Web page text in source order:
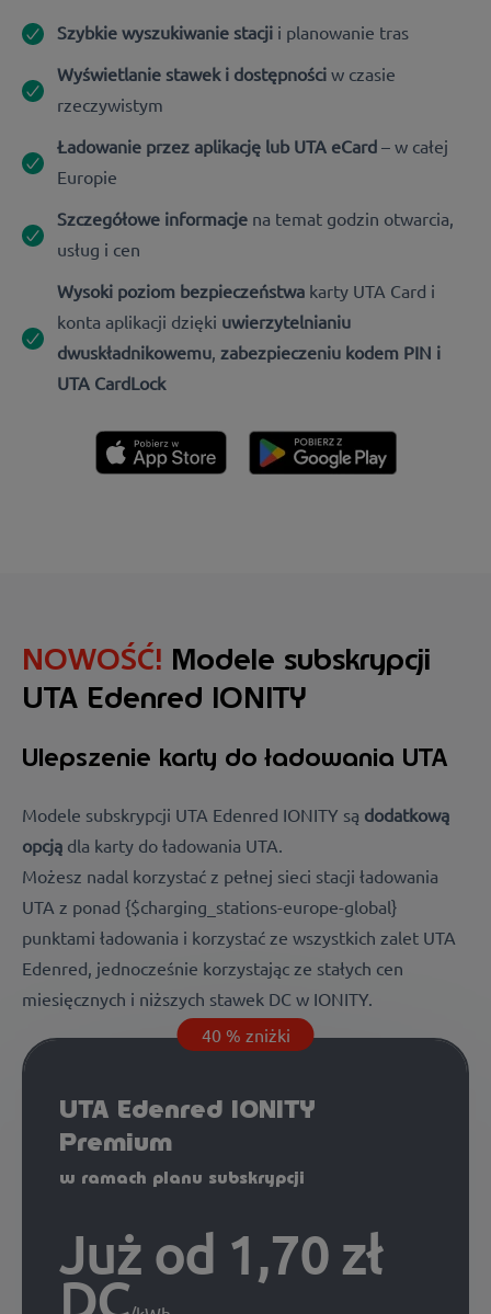
Szybkie wyszukiwanie stacji i planowanie tras
Wyświetlanie stawek i dostępności w czasie
rzeczywistym
Ładowanie przez aplikację lub UTA eCard – w całej
Europie
Szczegółowe informacje na temat godzin otwarcia,
usług i cen
Wysoki poziom bezpieczeństwa karty UTA Card i
konta aplikacji dzięki uwierzytelnianiu
dwuskładnikowemu, zabezpieczeniu kodem PIN i
UTA CardLock
NOWOŚĆ! Modele subskrypcji
UTA Edenred IONITY
Ulepszenie karty do ładowania UTA
Modele subskrypcji UTA Edenred IONITY są dodatkową
opcją dla karty do ładowania UTA.
Możesz nadal korzystać z pełnej sieci stacji ładowania
UTA z ponad {$charging_stations-europe-global}
punktami ładowania i korzystać ze wszystkich zalet UTA
Edenred, jednocześnie korzystając ze stałych cen
miesięcznych i niższych stawek DC w IONITY.
40 % zniżki
UTA Edenred IONITY
Premium
w ramach planu subskrypcji
Już od 1,70 zł
DC